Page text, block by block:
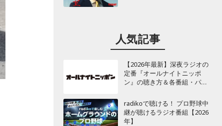
人気記事
【2026年最新】深夜ラジオの
定番『オールナイトニッポ
ン』の聴き方＆各番組・パー
radikoで聴ける！ プロ野球中
継が聴けるラジオ番組【2026
年】